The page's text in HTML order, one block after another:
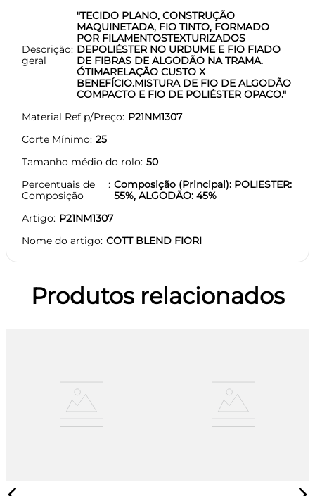
Descrição
geral
"TECIDO PLANO, CONSTRUÇÃO
MAQUINETADA, FIO TINTO, FORMADO
POR FILAMENTOSTEXTURIZADOS
DEPOLIÉSTER NO URDUME E FIO FIADO
DE FIBRAS DE ALGODÃO NA TRAMA.
ÓTIMARELAÇÃO CUSTO X
BENEFÍCIO.MISTURA DE FIO DE ALGODÃO
COMPACTO E FIO DE POLIÉSTER OPACO."
Material Ref p/Preço P21NM1307
Corte Mínimo 25
Tamanho médio do rolo 50
Percentuais de
Composição
Composição (Principal): POLIESTER:
55%, ALGODÃO: 45%
Artigo P21NM1307
Nome do artigo COTT BLEND FIORI
Produtos relacionados